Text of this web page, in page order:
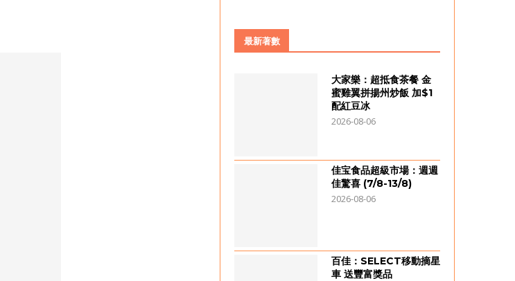
最新著數
大家樂：超抵食茶餐 金
蜜雞翼拼揚州炒飯 加$1
配紅豆冰
2026-08-06
佳宝食品超級市場：週週
佳驚喜 (7/8-13/8)
2026-08-06
百佳：SELECT移動摘星
車 送豐富獎品